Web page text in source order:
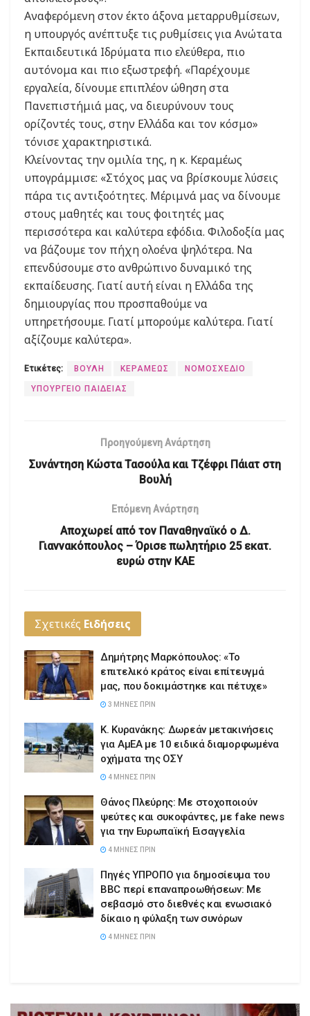
Αναφερόμενη στον έκτο άξονα μεταρρυθμίσεων,
η υπουργός ανέπτυξε τις ρυθμίσεις για Ανώτατα
Εκπαιδευτικά Ιδρύματα πιο ελεύθερα, πιο
αυτόνομα και πιο εξωστρεφή. «Παρέχουμε
εργαλεία, δίνουμε επιπλέον ώθηση στα
Πανεπιστήμιά μας, να διευρύνουν τους
ορίζοντές τους, στην Ελλάδα και τον κόσμο»
τόνισε χαρακτηριστικά.
Κλείνοντας την ομιλία της, η κ. Κεραμέως
υπογράμμισε: «Στόχος μας να βρίσκουμε λύσεις
πάρα τις αντιξοότητες. Μέριμνά μας να δίνουμε
στους μαθητές και τους φοιτητές μας
περισσότερα και καλύτερα εφόδια. Φιλοδοξία μας
να βάζουμε τον πήχη ολοένα ψηλότερα. Να
επενδύσουμε στο ανθρώπινο δυναμικό της
εκπαίδευσης. Γιατί αυτή είναι η Ελλάδα της
δημιουργίας που προσπαθούμε να
υπηρετήσουμε. Γιατί μπορούμε καλύτερα. Γιατί
αξίζουμε καλύτερα».
Ετικέτες: ΒΟΥΛΗ ΚΕΡΑΜΕΩΣ ΝΟΜΟΣΧΕΔΙΟ
ΥΠΟΥΡΓΕΙΟ ΠΑΙΔΕΙΑΣ
Προηγούμενη Ανάρτηση
Συνάντηση Κώστα Τασούλα και Τζέφρι Πάιατ στη
Βουλή
Επόμενη Ανάρτηση
Αποχωρεί από τον Παναθηναϊκό ο Δ.
Γιαννακόπουλος – Όρισε πωλητήριο 25 εκατ.
ευρώ στην ΚΑΕ
Σχετικές Ειδήσεις
Δημήτρης Μαρκόπουλος: «Το
επιτελικό κράτος είναι επίτευγμά
μας, που δοκιμάστηκε και πέτυχε»
3 ΜΉΝΕΣ ΠΡΙΝ
Κ. Κυρανάκης: Δωρεάν μετακινήσεις
για ΑμΕΑ με 10 ειδικά διαμορφωμένα
οχήματα της ΟΣΥ
4 ΜΉΝΕΣ ΠΡΙΝ
Θάνος Πλεύρης: Με στοχοποιούν
ψεύτες και συκοφάντες, με fake news
για την Ευρωπαϊκή Εισαγγελία
4 ΜΉΝΕΣ ΠΡΙΝ
Πηγές ΥΠΡΟΠΟ για δημοσίευμα του
BBC περί επαναπροωθήσεων: Με
σεβασμό στο διεθνές και ενωσιακό
δίκαιο η φύλαξη των συνόρων
4 ΜΉΝΕΣ ΠΡΙΝ